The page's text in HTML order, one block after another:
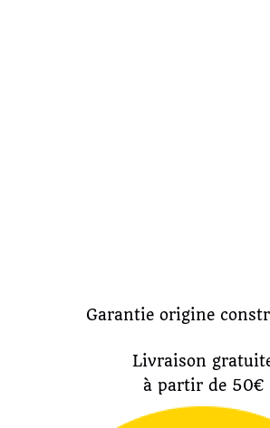
Garantie origine
Livraison
à partir de 50€